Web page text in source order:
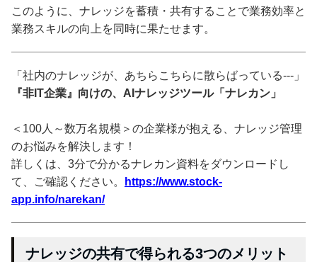
このように、ナレッジを蓄積・共有することで業務効率と
業務スキルの向上を同時に果たせます。
「社内のナレッジが、あちらこちらに散らばっている---」
『非IT企業』向けの、AIナレッジツール「ナレカン」
＜100人～数万名規模＞の企業様が抱える、ナレッジ管理
のお悩みを解決します！
詳しくは、3分で分かるナレカン資料をダウンロードし
て、ご確認ください。
https://www.stock-
app.info/narekan/
ナレッジの共有で得られる3つのメリット